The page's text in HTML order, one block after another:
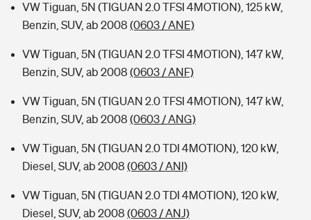
VW Tiguan, 5N (TIGUAN 2.0 TFSI 4MOTION), 125 kW,
Benzin, SUV, ab 2008 (0603 / ANE)
VW Tiguan, 5N (TIGUAN 2.0 TFSI 4MOTION), 147 kW,
Benzin, SUV, ab 2008 (0603 / ANF)
VW Tiguan, 5N (TIGUAN 2.0 TFSI 4MOTION), 147 kW,
Benzin, SUV, ab 2008 (0603 / ANG)
VW Tiguan, 5N (TIGUAN 2.0 TDI 4MOTION), 120 kW,
Diesel, SUV, ab 2008 (0603 / ANI)
VW Tiguan, 5N (TIGUAN 2.0 TDI 4MOTION), 120 kW,
Diesel, SUV, ab 2008 (0603 / ANJ)